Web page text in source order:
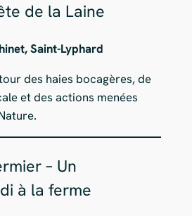
de la Laine
Saint-Lyphard
des haies bocagères, de
et des actions menées
– Un
à la ferme